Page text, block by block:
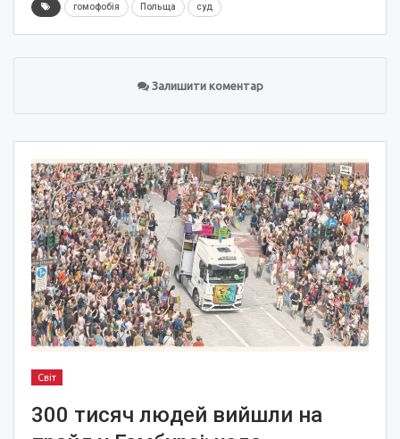
гомофобія Польща суд
Залишити коментар
Світ
300 тисяч людей вийшли на